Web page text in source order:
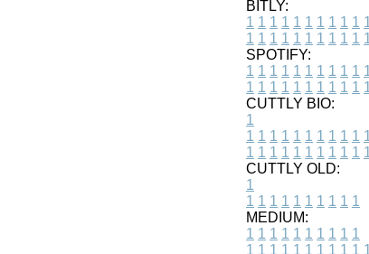
BITLY:
1 1 1 1 1 1 1 1 1 1
1 1 1 1 1 1 1 1 1 1
SPOTIFY:
1 1 1 1 1 1 1 1 1 1
1 1 1 1 1 1 1 1 1 1
CUTTLY BIO:
1
1 1 1 1 1 1 1 1 1 1
1 1 1 1 1 1 1 1 1 1
CUTTLY OLD:
1
1 1 1 1 1 1 1 1 1 1
MEDIUM:
1 1 1 1 1 1 1 1 1 1
1 1 1 1 1 1 1 1 1 1